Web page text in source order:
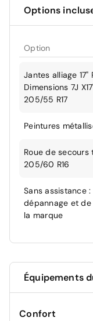
Options
Option
Jantes alliage
Dimensions 7J
205/55 R17
Peintures
Roue de secours
205/60 R16
Sans assistance
dépannage et
la marque
Équipements
Confort